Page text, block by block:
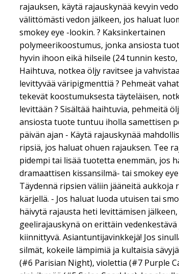
rajauksen, käytä rajauskynää kevyin
välittömästi vedon jälkeen, jos haluat
smokey eye -lookin. ? Kaksinkertainen
polymeerikoostumus, jonka ansiosta
hyvin ihoon eikä hilseile (24 tunnin kesto,
Haihtuva, notkea öljy ravitsee ja
levittyvää väripigmenttiä ? Pehmeät
tekevät koostumuksesta täyteläisen,
levittään ? Sisältää haihtuvia, pehmeitä
ansiosta tuote tuntuu iholla samettisen
päivän ajan - Käytä rajauskynää
ripsiä, jos haluat ohuen rajauksen. Tee
pidempi tai lisää tuotetta enemmän, jos
dramaattisen kissansilmä- tai smokey
Täydennä ripsien väliin jääneitä aukkoja
kärjellä. - Jos haluat luoda utuisen tai
häivytä rajausta heti levittämisen
geelirajauskynä on erittäin
kiinnittyvä. Asiantuntijavinkkejä! Jos
silmät, kokeile lämpimiä ja kultaisia
(#6 Parisian Night), violettia (#7 Purple